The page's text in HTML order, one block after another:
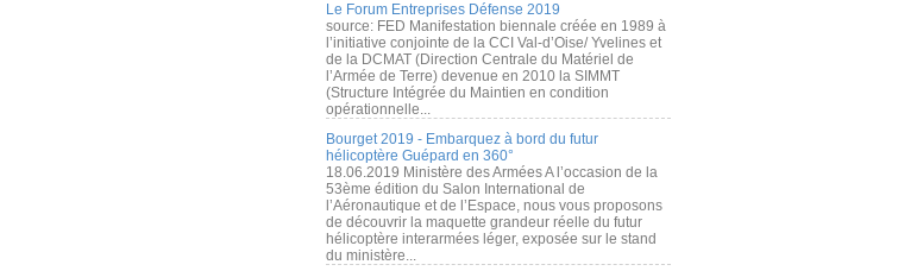
Le Forum Entreprises Défense 2019
source: FED Manifestation biennale créée en 1989 à
l’initiative conjointe de la CCI Val-d’Oise/ Yvelines et
de la DCMAT (Direction Centrale du Matériel de
l’Armée de Terre) devenue en 2010 la SIMMT
(Structure Intégrée du Maintien en condition
opérationnelle...
Bourget 2019 - Embarquez à bord du futur
hélicoptère Guépard en 360°
18.06.2019 Ministère des Armées A l’occasion de la
53ème édition du Salon International de
l’Aéronautique et de l’Espace, nous vous proposons
de découvrir la maquette grandeur réelle du futur
hélicoptère interarmées léger, exposée sur le stand
du ministère...